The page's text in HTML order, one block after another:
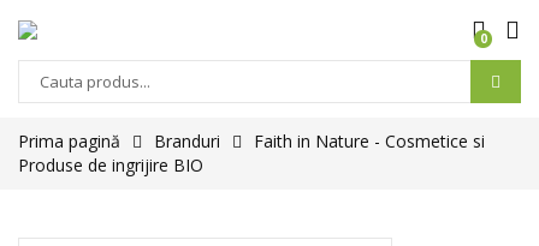
0
Prima pagină Branduri
Faith in Nature - Cosmetice si
Produse de ingrijire BIO